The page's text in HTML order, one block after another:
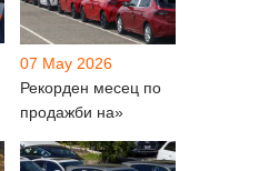
07 May 2026
Рекорден месец по
продажби на»